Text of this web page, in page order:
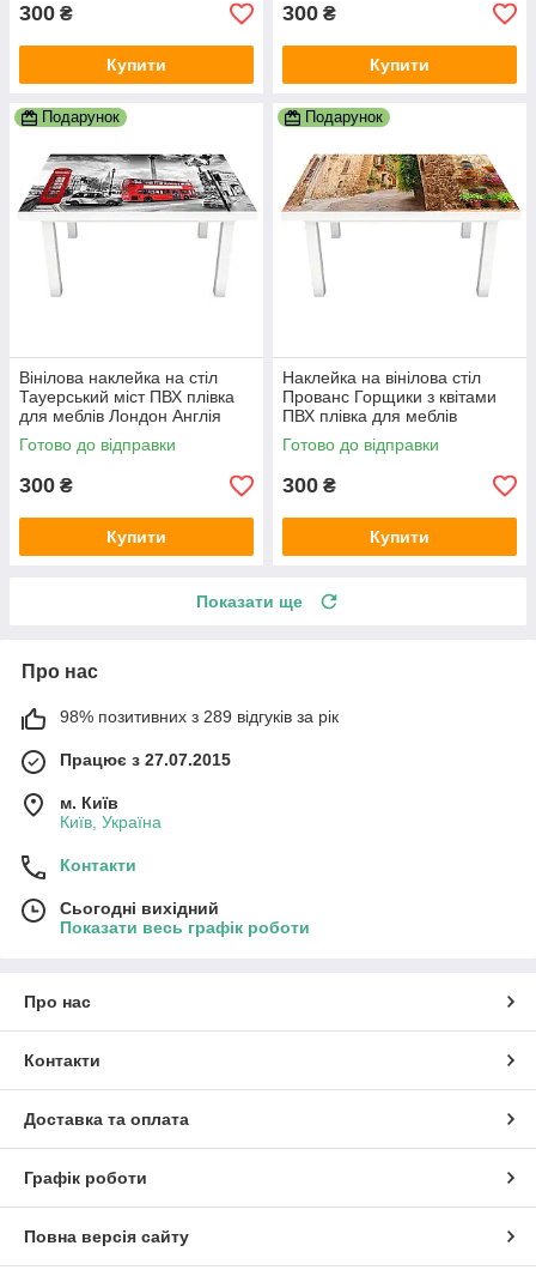
300 ₴
Купити
300 ₴
Купити
Подарунок
Вінілова наклейка на стіл
Тауерський міст ПВХ плівка
для меблів Лондон Англія
Сірий 600х1200 мм
Готово до відправки
300 ₴
Купити
Подарунок
Наклейка на вінілова стіл
Прованс Горщики з квітами
ПВХ плівка для меблів
інтер'єрна 3D вулиці
600х1200 мм
Готово до відправки
300 ₴
Купити
Показати ще
Про нас
98% позитивних з 289 відгуків за рік
Працює з 27.07.2015
м. Київ
Київ, Україна
Контакти
Сьогодні вихідний
Показати весь графік роботи
Про нас
Контакти
Доставка та оплата
Графік роботи
Повна версія сайту